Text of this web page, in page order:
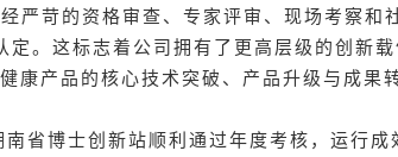
严苛的资格审查、专家评审、现场考察和
。这标志着公司拥有了更高层级的创新
康产品的核心技术突破、产品升级与成果
南省博士创新站顺利通过年度考核，运行成